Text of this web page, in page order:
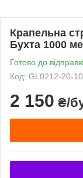
Крапельна
Бухта 1000
Готово до
Код: GL0212-20-
2 150 ₴/